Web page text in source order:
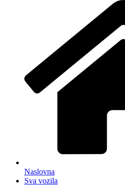
Naslovna
Sva vozila